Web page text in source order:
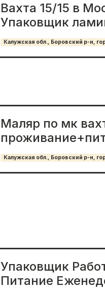
Вахта 15/15 в
Упаковщик
Калужская обл., Боровский р-н,
Маляр по мк
Калужская обл., Боровский р-н,
Упаковщик
Питание